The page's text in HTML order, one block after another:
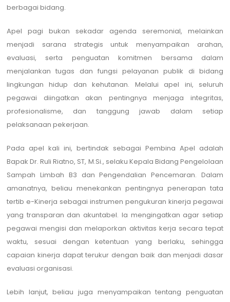
berbagai bidang.
Apel pagi bukan sekadar agenda seremonial, melainkan
menjadi sarana strategis untuk menyampaikan arahan,
evaluasi, serta penguatan komitmen bersama dalam
menjalankan tugas dan fungsi pelayanan publik di bidang
lingkungan hidup dan kehutanan. Melalui apel ini, seluruh
pegawai diingatkan akan pentingnya menjaga integritas,
profesionalisme, dan tanggung jawab dalam setiap
pelaksanaan pekerjaan.
Pada apel kali ini, bertindak sebagai Pembina Apel adalah
Bapak Dr. Ruli Riatno, ST, M.Si., selaku Kepala Bidang Pengelolaan
Sampah Limbah B3 dan Pengendalian Pencemaran. Dalam
amanatnya, beliau menekankan pentingnya penerapan tata
tertib e-Kinerja sebagai instrumen pengukuran kinerja pegawai
yang transparan dan akuntabel. Ia mengingatkan agar setiap
pegawai mengisi dan melaporkan aktivitas kerja secara tepat
waktu, sesuai dengan ketentuan yang berlaku, sehingga
capaian kinerja dapat terukur dengan baik dan menjadi dasar
evaluasi organisasi.
Lebih lanjut, beliau juga menyampaikan tentang penguatan